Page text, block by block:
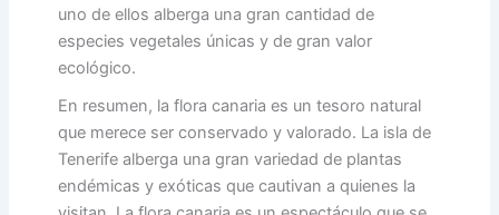
uno de ellos alberga una gran cantidad de
especies vegetales únicas y de gran valor
ecológico.
En resumen, la flora canaria es un tesoro natural
que merece ser conservado y valorado. La isla de
Tenerife alberga una gran variedad de plantas
endémicas y exóticas que cautivan a quienes la